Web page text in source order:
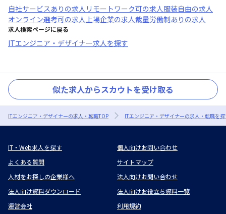
自社サービスあり の求人 リモートワーク可の求人服装自由の求人
オンライン選考可の求人上場企業の求人裁量労働制あり の求人
求人検索ページに戻る
ITエンジニア・デザイナー求人を探す
似た求人からスカウトを受け取る
ITエンジニア・デザイナーの求人・転職TOP ITエンジニア・デザイナーの求人・転職を
IT・Web求人を探す
個人向けお問い合わせ
よくある質問
サイトマップ
人材をお探しの企業様へ
法人向けお問い合わせ
法人向け資料ダウンロード
法人向けお役立ち資料一覧
運営会社
利用規約